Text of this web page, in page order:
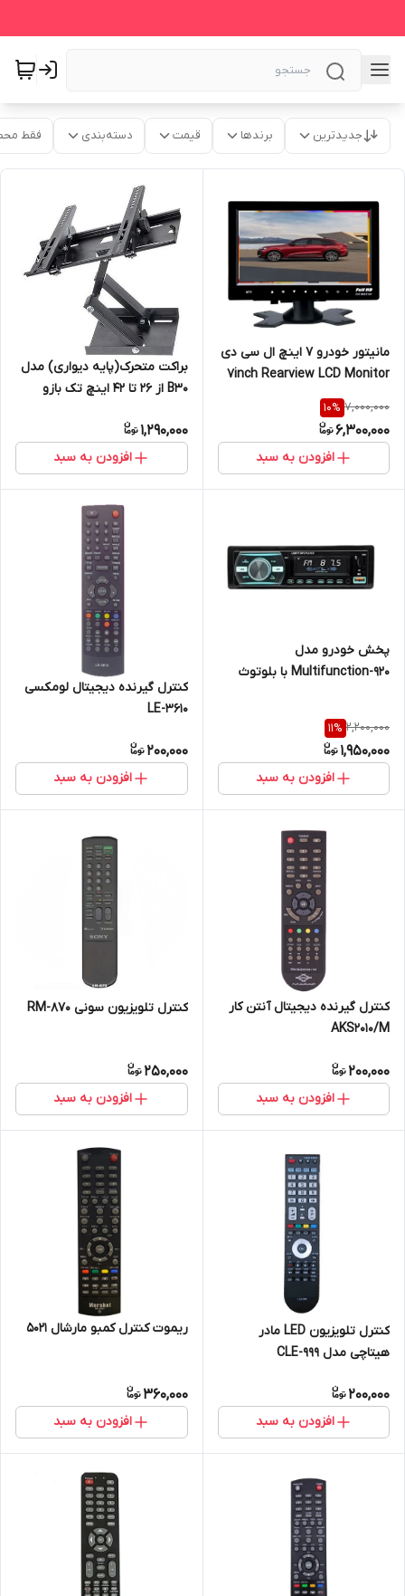
جدیدترین برندها قیمت دسته‌بندی فقط
مانیتور خودرو 7 اینچ ال سی دی
7inch Rearview LCD Monitor
7,000,000
10%
6,300,000
افزودن به سبد
براکت متحرک(پایه دیواری) مدل
B30 از ۲۶ تا ۴۲ اینچ تک بازو
1,290,000
افزودن به سبد
پخش خودرو مدل
Multifunction-920 با بلوتوث
2,200,000
11%
1,950,000
افزودن به سبد
کنترل گیرنده دیجیتال لومکسی
LE-3610
200,000
افزودن به سبد
کنترل گیرنده دیجیتال آنتن کار
AKS2010/M
200,000
افزودن به سبد
کنترل تلویزیون سونی RM-870
250,000
افزودن به سبد
کنترل تلویزیون LED مادر
هیتاچی مدل CLE-999
200,000
افزودن به سبد
ریموت کنترل کمبو مارشال 5021
360,000
افزودن به سبد